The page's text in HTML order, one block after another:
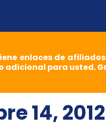
enlaces de
adicional para usted.
14, 2012